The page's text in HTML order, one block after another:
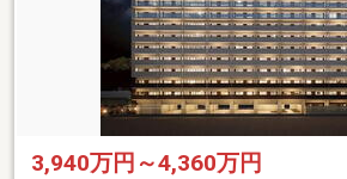
3,940万円～4,360万円